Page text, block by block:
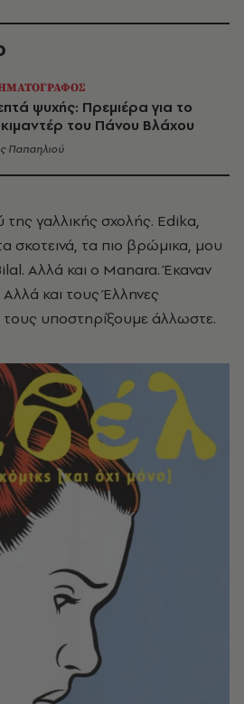
ψυχής: Πρεμιέρα για το
του Πάνου Βλάχου
Παπαηλιού
γαλλικής σχολής. Edika,
σκοτεινά, τα πιο βρώμικα, μου
Αλλά και ο Manara. Έκαναν
και τους Έλληνες
υποστηρίξουμε άλλωστε.